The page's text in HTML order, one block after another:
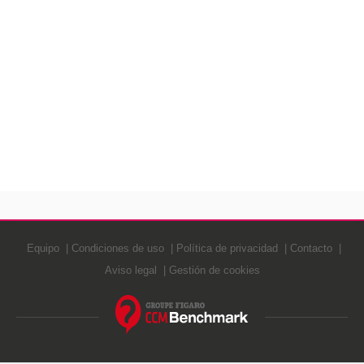
Equipo Condiciones de uso Política de privacidad
Contacto
Aviso legal
Gestión de cookies